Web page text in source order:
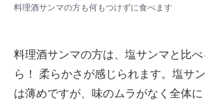
料理酒サンマの方も何もつけずに食べます
料理酒サンマの方は、塩サンマと比べ
ら！ 柔らかさが感じられます。塩サ
は薄めですが、味のムラがなく全体